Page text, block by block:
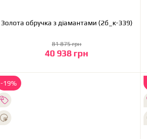
Золота обручка з діамантами (2б_к-339)
40 938 грн
81 875 грн
До кошика
-19%